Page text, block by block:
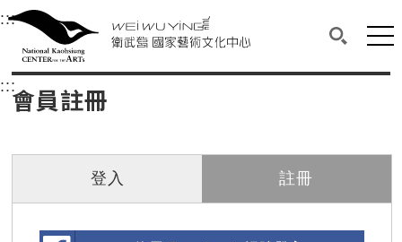
衛武營國家藝術文化中心
中央內容區塊，為本頁主要內容區。
:::選單連結區塊，此區塊列有本網站主要連結。
衛武營國家藝術文化中心
搜尋(開
網
::: 中央內容區塊，為本頁主要內容區。
會員註冊
登入 註冊